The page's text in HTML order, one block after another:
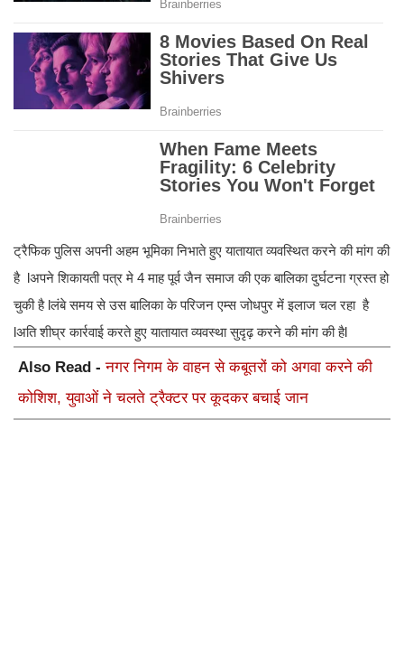
ट्रैफिक पुलिस अपनी अहम भूमिका निभाते हुए यातायात व्यवस्थित करने की मांग की
है lअपने शिकायती पत्र मे 4 माह पूर्व जैन समाज की एक बालिका दुर्घटना ग्रस्त हो
चुकी है lलंबे समय से उस बालिका के परिजन एम्स जोधपुर में इलाज चल रहा है
lअति शीघ्र कार्रवाई करते हुए यातायात व्यवस्था सुदृढ़ करने की मांग की हैl
Also Read -नगर निगम के वाहन से कबूतरों को अगवा करने की
कोशिश, युवाओं ने चलते ट्रैक्टर पर कूदकर बचाई जान